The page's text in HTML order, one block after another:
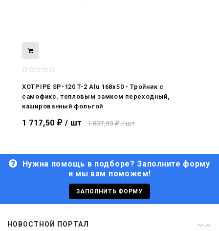
XOTPIPE SP-120 T-2 Alu 168x50 - Тройник c
самофикс. тепловым замком переходный,
кашированный фольгой
1 717,50 / шт 1 807,90 / шт
Нужна помощь в подборе? Заполните форму
и мы вам поможем!
ЗАПОЛНИТЬ ФОРМУ
НОВОСТНОЙ ПОРТАЛ
нами
29.06.2026
С Днём кораблестроителя!
С Днём Победы. Память, которая с